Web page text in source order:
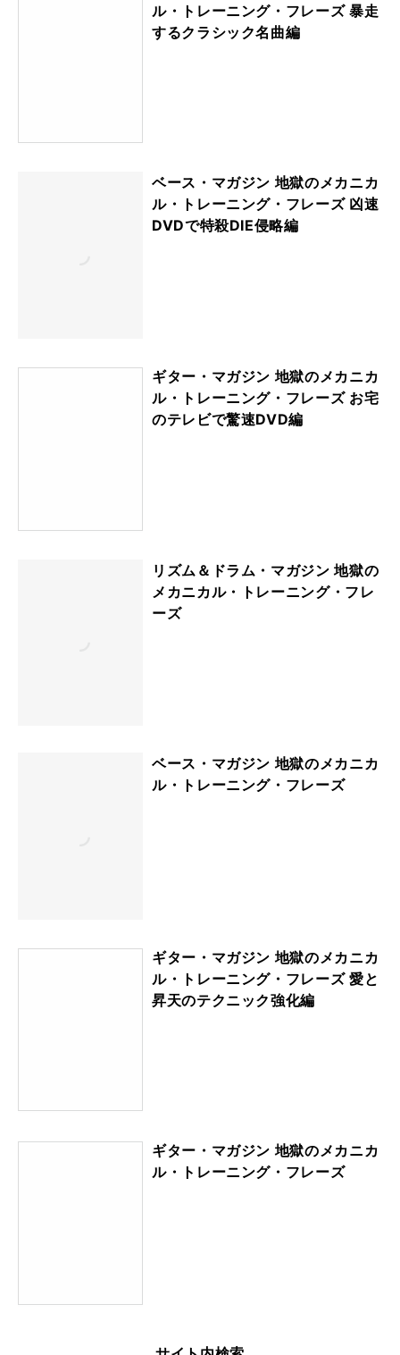
ル・トレーニング・フレーズ 暴走
するクラシック名曲編
ベース・マガジン 地獄のメカニカ
ル・トレーニング・フレーズ 凶速
DVDで特殺DIE侵略編
ギター・マガジン 地獄のメカニカ
ル・トレーニング・フレーズ お宅
のテレビで驚速DVD編
リズム＆ドラム・マガジン 地獄の
メカニカル・トレーニング・フレ
ーズ
ベース・マガジン 地獄のメカニカ
ル・トレーニング・フレーズ
ギター・マガジン 地獄のメカニカ
ル・トレーニング・フレーズ 愛と
昇天のテクニック強化編
ギター・マガジン 地獄のメカニカ
ル・トレーニング・フレーズ